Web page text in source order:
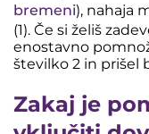
bremeni), nahaja
(1). Če si želiš
enostavno
številko 2 in prišel
Zakaj je